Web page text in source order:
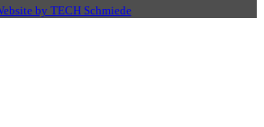
by TECH Schmiede